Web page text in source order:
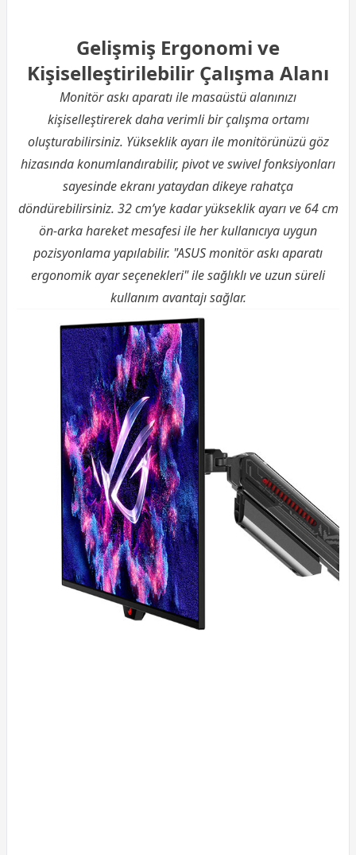
Gelişmiş Ergonomi ve
Kişiselleştirilebilir Çalışma Alanı
Monitör askı aparatı ile masaüstü alanınızı
kişiselleştirerek daha verimli bir çalışma ortamı
oluşturabilirsiniz. Yükseklik ayarı ile monitörünüzü göz
hizasında konumlandırabilir, pivot ve swivel fonksiyonları
sayesinde ekranı yataydan dikeye rahatça
döndürebilirsiniz. 32 cm’ye kadar yükseklik ayarı ve 64 cm
ön-arka hareket mesafesi ile her kullanıcıya uygun
pozisyonlama yapılabilir. "ASUS monitör askı aparatı
ergonomik ayar seçenekleri" ile sağlıklı ve uzun süreli
kullanım avantajı sağlar.